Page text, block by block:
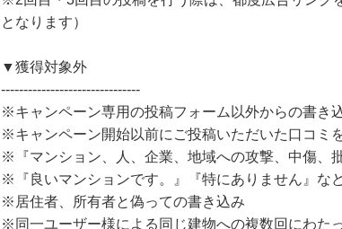
となります）
▼獲得対象外
-------------------------------
※キャンペーン専用の投稿フォーム以外からの書き
※キャンペーン開始以前にご投稿いただいた口コミ
※『マンション、人、企業、地域への攻撃、中傷、
※『良いマンションです。』『特にありません』な
※居住者、所有者と偽っての書き込み
※同一ユーザー様による同じ建物への複数回にわた